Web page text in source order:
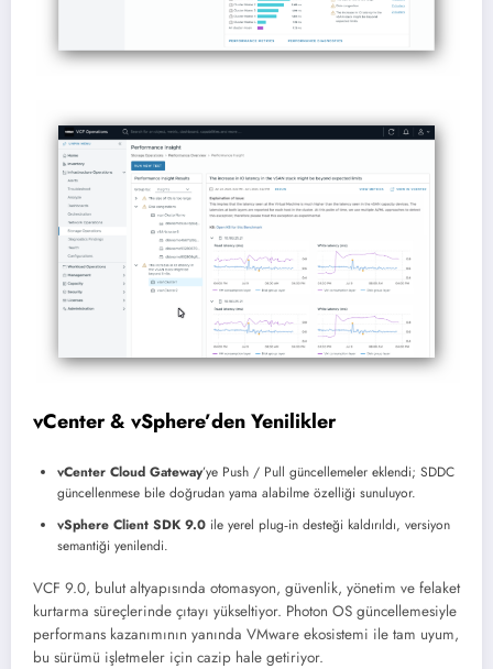
vCenter & vSphere’den Yenilikler
vCenter Cloud Gateway’ye Push / Pull güncellemeler eklendi; SDDC
güncellenmese bile doğrudan yama alabilme özelliği sunuluyor.
vSphere Client SDK 9.0 ile yerel plug‑in desteği kaldırıldı, versiyon
semantiği yenilendi.
VCF 9.0, bulut altyapısında otomasyon, güvenlik, yönetim ve felaket
kurtarma süreçlerinde çıtayı yükseltiyor. Photon OS güncellemesiyle
performans kazanımının yanında VMware ekosistemi ile tam uyum,
bu sürümü işletmeler için cazip hale getiriyor.